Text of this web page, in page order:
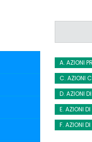
A. AZIONI
C. AZIONI
D. AZIONI
E. AZIONI
F. AZIONI